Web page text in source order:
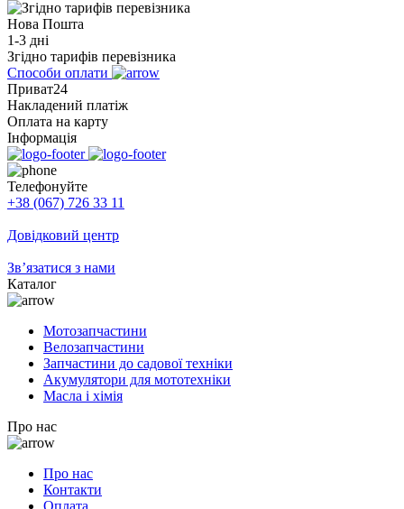
Нова Пошта
1-3 дні
Згідно тарифів перевізника
Способи оплати
Приват24
Накладений платіж
Оплата на карту
Інформація
Телефонуйте
+38 (067) 726 33 11
Довідковий центр
Зв’язатися з нами
Каталог
Мотозапчастини
Велозапчастини
Запчастини до садової техніки
Акумулятори для мототехніки
Масла і хімія
Про нас
Про нас
Контакти
Оплата